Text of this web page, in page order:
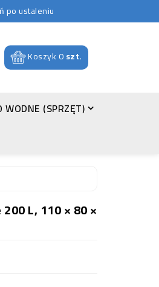
po ustaleniu
Koszyk0szt.
WODNE (SPRZĘT)
L, 110 × 80 ×